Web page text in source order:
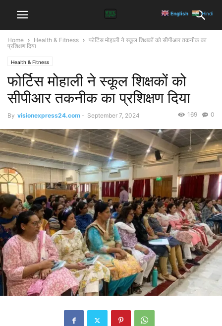
Home Health & Fitness
फोर्टिस मोहाली ने स्कूल शिक्षकों को सीपीआर तकनीक का
प्रशिक्षण दिया
Health & Fitness
फोर्टिस मोहाली ने स्कूल शिक्षकों को
सीपीआर तकनीक का प्रशिक्षण दिया
By visionexpress24.com - September 7, 2024 0
169
English Hindi